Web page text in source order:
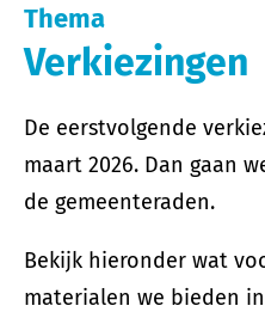
Thema
Verkiezingen
De eerstvolgende
maart 2026. Dan gaan
de gemeenteraden.
Bekijk hieronder wat
materialen we bieden